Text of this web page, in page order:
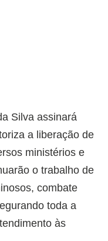
Silva assinará
a liberação de
ministérios e
o trabalho de
combate
toda a
às